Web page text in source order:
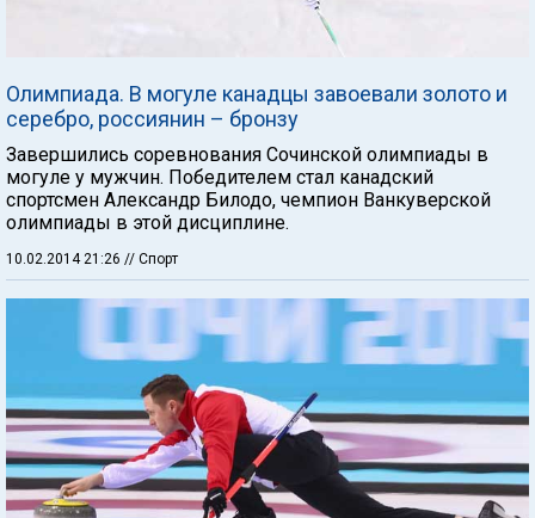
Олимпиада. В могуле канадцы завоевали золото и
серебро, россиянин – бронзу
Завершились соревнования Сочинской олимпиады в
могуле у мужчин. Победителем стал канадский
спортсмен Александр Билодо, чемпион Ванкуверской
олимпиады в этой дисциплине.
10.02.2014 21:26 // Спорт